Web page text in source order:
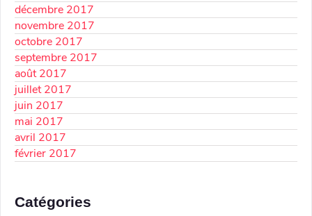
décembre 2017
novembre 2017
octobre 2017
septembre 2017
août 2017
juillet 2017
juin 2017
mai 2017
avril 2017
février 2017
Catégories